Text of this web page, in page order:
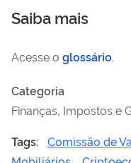
Saiba mais
Acesse o glossário.
Categoria
Finanças, Impostos e
Tags: Comissão de